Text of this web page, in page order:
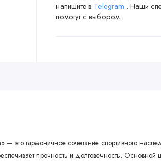
напишите в Telegram . Наши
помогут с выбором.
это гармоничное сочетание спортивного
прочность и долговечность.